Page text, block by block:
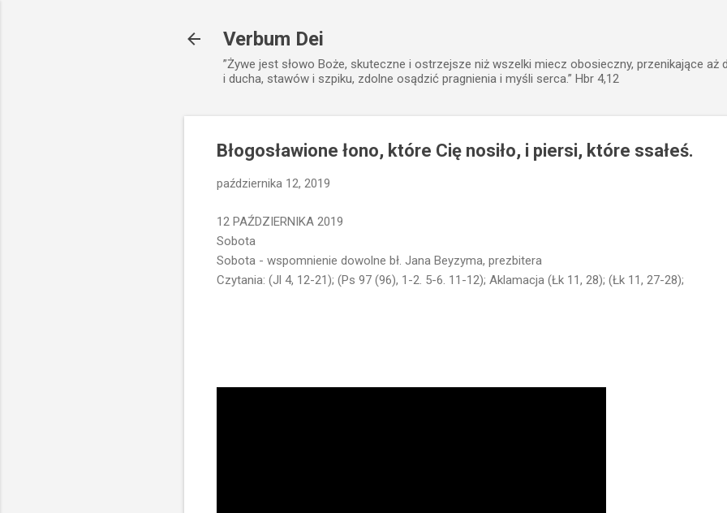
Verbum Dei
”Żywe jest słowo Boże, skuteczne i ostrzejsze niż wszelki miecz obosieczny, przenikające aż
i ducha, stawów i szpiku, zdolne osądzić pragnienia i myśli serca.” Hbr 4,12
Błogosławione łono, które Cię nosiło, i piersi, które ssałeś.
października 12, 2019
12 PAŹDZIERNIKA 2019
Sobota
Sobota - wspomnienie dowolne bł. Jana Beyzyma, prezbitera
Czytania: (Jl 4, 12-21); (Ps 97 (96), 1-2. 5-6. 11-12); Aklamacja (Łk 11, 28); (Łk 11, 27-28);